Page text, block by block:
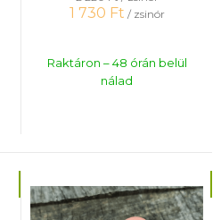
1 730 Ft / zsinór
Raktáron – 48 órán belül
nálad